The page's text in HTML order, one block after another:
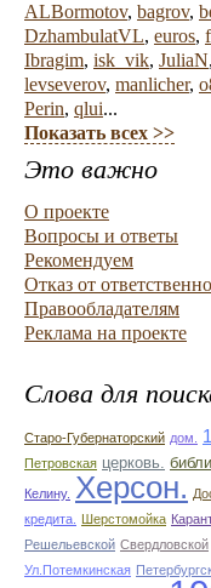
ALBormotov, bagrov,
DzhambulatVL, euros,
Ibragim, isk_vik, JuliaN,
levseverov, manlicher,
Perin, qlui...
Показать всех >>
Это важно
О проекте
Вопросы и ответы
Рекомендуем
Отказ от
Правообладателям
Реклама на проекте
Слова для
Старо-Губернаторский дом.
Петровская церковь.
Келину. Херсон.
кредита.
Шерстомойка
Решельевской Свердловской
Ул.Потемкинская